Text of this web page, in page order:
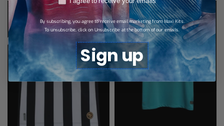
By subscribing, you agree to receive email marketing from Maxi Kits.
To unsubscribe, click on Unsubscribe at the bottom of our emails.
Sign up